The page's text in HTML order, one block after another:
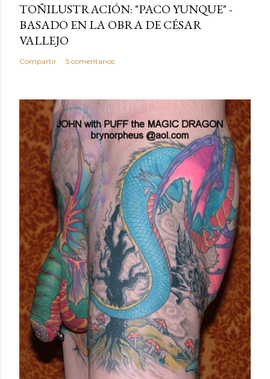
TOÑILUSTRACIÓN: "PACO YUNQUE" -
BASADO EN LA OBRA DE CÉSAR
VALLEJO
Compartir 5 comentarios